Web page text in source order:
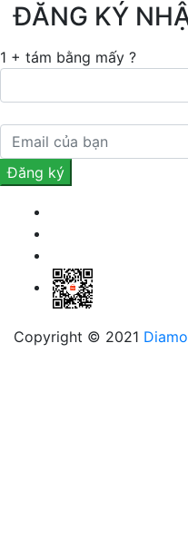
ĐĂNG KÝ
1 + tám bằng mấy ?
Copyright © 2021